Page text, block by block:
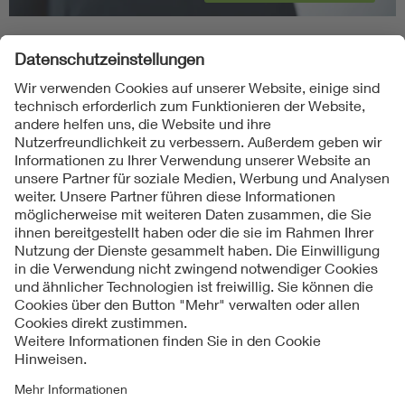
Folgen Sie uns
Kontakt
Impressum
Datenschutzinformationen
Cookie Hinweise
Compliance